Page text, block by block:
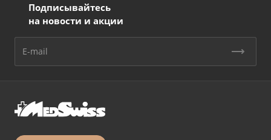
Подписывайтесь
на новости и акции